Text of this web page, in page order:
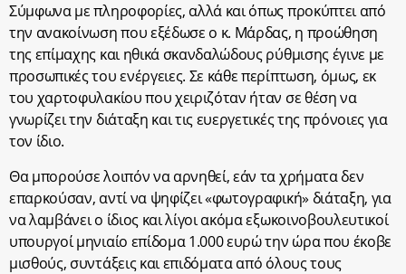
Σύμφωνα με πληροφορίες, αλλά και όπως προκύπτει από
την ανακοίνωση που εξέδωσε ο κ. Μάρδας, η προώθηση
της επίμαχης και ηθικά σκανδαλώδους ρύθμισης έγινε με
προσωπικές του ενέργειες. Σε κάθε περίπτωση, όμως, εκ
του χαρτοφυλακίου που χειριζόταν ήταν σε θέση να
γνωρίζει την διάταξη και τις ευεργετικές της πρόνοιες για
τον ίδιο.
Θα μπορούσε λοιπόν να αρνηθεί, εάν τα χρήματα δεν
επαρκούσαν, αντί να ψηφίζει «φωτογραφική» διάταξη, για
να λαμβάνει ο ίδιος και λίγοι ακόμα εξωκοινοβουλευτικοί
υπουργοί μηνιαίο επίδομα 1.000 ευρώ την ώρα που έκοβε
μισθούς, συντάξεις και επιδόματα από όλους τους